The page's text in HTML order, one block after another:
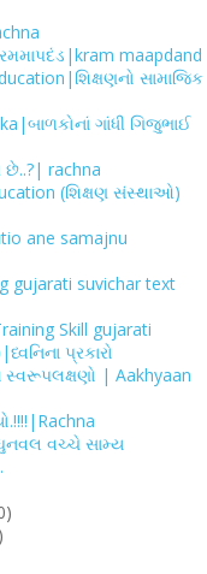
maapdand
સામાજિક
ગાંધી ગિજુભાઈ
rachna
(શિક્ષણ સંસ્થાઓ)
ane samajnu
gujarati suvichar text
Skill gujarati
પ્રકારો
| Aakhyaan
વચ્ચે સામ્ય